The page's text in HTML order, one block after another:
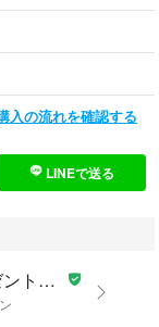
も目立たないきれい
情報」をご確認いた
入の流れを確認する
LINEで送る
ブランド古着の買取販売｜ゼントルマン